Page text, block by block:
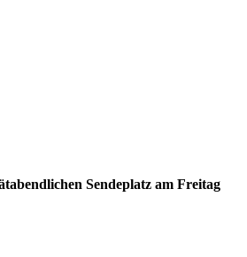
Sendeplatz am Freitag